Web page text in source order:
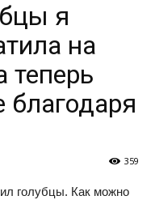
я
на
теперь
благодаря
359
голубцы. Как можно